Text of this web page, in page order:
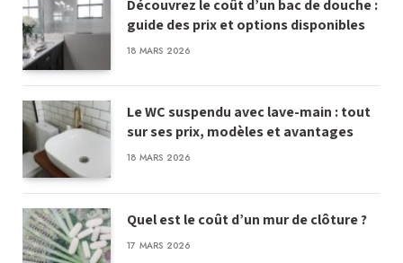
Découvrez le coût d’un bac de douche :
guide des prix et options disponibles
18 MARS 2026
Le WC suspendu avec lave-main : tout
sur ses prix, modèles et avantages
18 MARS 2026
Quel est le coût d’un mur de clôture ?
17 MARS 2026